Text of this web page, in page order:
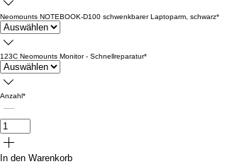
Neomounts NOTEBOOK-D100 schwenkbarer Laptoparm, schwarz*
123C Neomounts Monitor - Schnellreparatur*
Anzahl*
In den Warenkorb